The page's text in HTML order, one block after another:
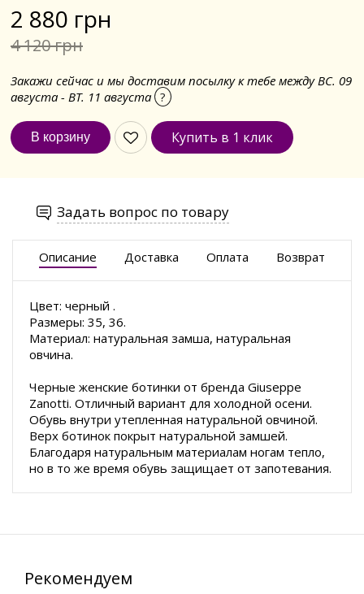
2 880 грн
4 120 грн
Закажи сейчас и мы доставим посылку к тебе между ВС. 09
августа - ВТ. 11 августа ?
Купить в 1 клик
Задать вопрос по товару
Описание Доставка Оплата Возврат
Цвет: черный .
Размеры: 35, 36.
Материал: натуральная замша, натуральная
овчина.
Черные женские ботинки от бренда Giuseppe
Zanotti. Отличный вариант для холодной осени.
Обувь внутри утепленная натуральной овчиной.
Верх ботинок покрыт натуральной замшей.
Благодаря натуральным материалам ногам тепло,
но в то же время обувь защищает от запотевания.
Рекомендуем